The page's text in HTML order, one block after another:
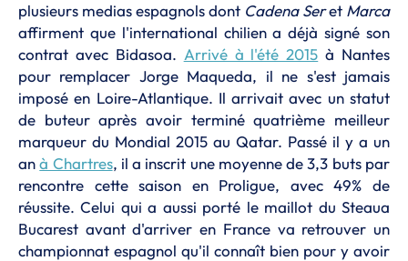
plusieurs medias espagnols dont Cadena Seret Marca
affirment que l'international chilien a déjà signé son
contrat avec Bidasoa. Arrivé à l'été 2015 à Nantes
pour remplacer Jorge Maqueda, il ne s'est jamais
imposé en Loire-Atlantique. Il arrivait avec un statut
de buteur après avoir terminé quatrième meilleur
marqueur du Mondial 2015 au Qatar. Passé il y a un
anà Chartres, il a inscrit une moyenne de 3,3 buts par
rencontre cette saison en Proligue, avec 49% de
réussite. Celui qui a aussi porté le maillot du Steaua
Bucarest avant d'arriver en France va retrouver un
championnat espagnol qu'il connaît bien pour y avoir